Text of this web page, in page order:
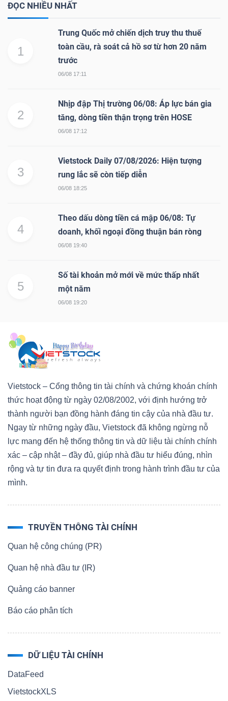
ĐỌC NHIỀU NHẤT
1
Trung Quốc mở chiến dịch truy thu thuế
toàn cầu, rà soát cả hồ sơ từ hơn 20 năm
trước
06/08 17:11
2
Nhịp đập Thị trường 06/08: Áp lực bán gia
tăng, dòng tiền thận trọng trên HOSE
06/08 17:12
3
Vietstock Daily 07/08/2026: Hiện tượng
rung lắc sẽ còn tiếp diễn
06/08 18:25
4
Theo dấu dòng tiền cá mập 06/08: Tự
doanh, khối ngoại đồng thuận bán ròng
06/08 19:40
5
Số tài khoản mở mới về mức thấp nhất
một năm
06/08 19:20
Vietstock – Cổng thông tin tài chính và chứng khoán chính
thức hoạt động từ ngày 02/08/2002, với định hướng trở
thành người bạn đồng hành đáng tin cậy của nhà đầu tư.
Ngay từ những ngày đầu, Vietstock đã không ngừng nỗ
lực mang đến hệ thống thông tin và dữ liệu tài chính chính
xác – cập nhật – đầy đủ, giúp nhà đầu tư hiểu đúng, nhìn
rộng và tự tin đưa ra quyết định trong hành trình đầu tư của
mình.
TRUYỀN THÔNG TÀI CHÍNH
Quan hệ công chúng (PR)
Quan hệ nhà đầu tư (IR)
Quảng cáo banner
Báo cáo phân tích
DỮ LIỆU TÀI CHÍNH
DataFeed
VietstockXLS